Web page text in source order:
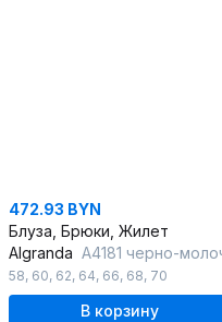
472.93 BYN
Блуза, Брюки, Жилет
Algranda А4181 черно-
58, 60, 62, 64, 66, 68, 70
В корзину